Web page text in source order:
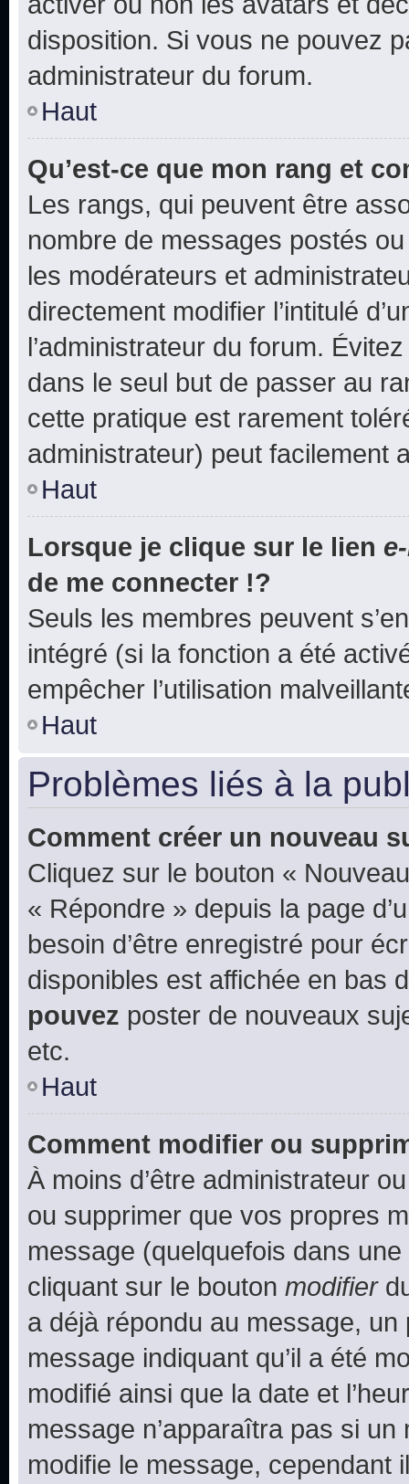
disposition. Si vous ne pouvez
administrateur du forum.
Haut
Qu’est-ce que mon rang et
Les rangs, qui peuvent être
nombre de messages postés
les modérateurs et
directement modifier l’intitulé
l’administrateur du forum.
dans le seul but de passer au
cette pratique est rarement
administrateur) peut facilement
Haut
Lorsque je clique sur le lien
de me connecter !?
Seuls les membres peuvent
intégré (si la fonction a été
empêcher l’utilisation
Haut
Problèmes liés à la
Comment créer un nouveau
Cliquez sur le bouton «
« Répondre » depuis la page
besoin d’être enregistré pour
disponibles est affichée en bas
pouvez poster de nouveaux
etc.
Haut
Comment modifier ou
À moins d’être administrateur
ou supprimer que vos propres
message (quelquefois dans
cliquant sur le bouton modifier
a déjà répondu au message, un
message indiquant qu’il a été
modifié ainsi que la date et
message n’apparaîtra pas si
modifie le message, cependant